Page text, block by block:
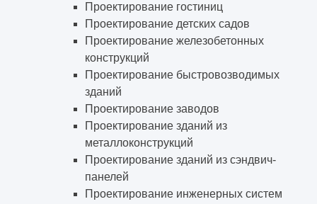
Проектирование гостиниц
Проектирование детских садов
Проектирование железобетонных
конструкций
Проектирование быстровозводимых
зданий
Проектирование заводов
Проектирование зданий из
металлоконструкций
Проектирование зданий из сэндвич-
панелей
Проектирование инженерных систем